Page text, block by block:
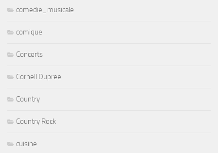
comedie_musicale
comique
Concerts
Cornell Dupree
Country
Country Rock
cuisine